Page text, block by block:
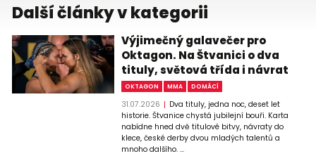
Další články v kategorii
Výjimečný galavečer pro
Oktagon. Na Štvanici o dva
tituly, světová třída i návrat
OKTAGON MMA DOMÁCÍ
31.07.2026
Dva tituly, jedna noc, deset let
historie. Štvanice chystá jubilejní bouři. Karta
nabídne hned dvě titulové bitvy, návraty do
klece, české derby dvou mladých talentů a
mnoho dalšího. ...